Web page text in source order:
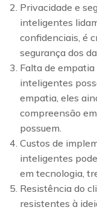
Privacidade e
inteligentes
confidenciais, é
segurança dos
Falta de
inteligentes
empatia, eles
compreensão
possuem.
Custos de
inteligentes
em tecnologia,
Resistência do
resistentes à